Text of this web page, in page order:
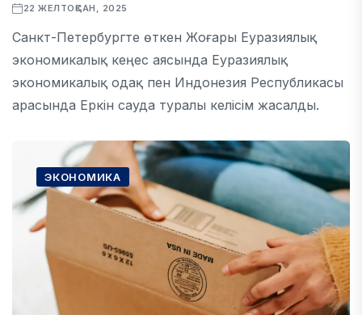
22 ЖЕЛТОҚСАН, 2025
Санкт-Петербургте өткен Жоғары Еуразиялық
экономикалық кеңес аясында Еуразиялық
экономикалық одақ пен Индонезия Республикасы
арасында Еркін сауда туралы келісім жасалды.
ЭКОНОМИКА